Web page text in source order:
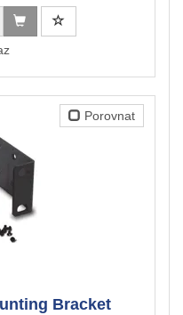
Porovnat
Bracket